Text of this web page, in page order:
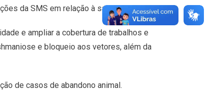
da SMS em relação à saúde animal.
e ampliar a cobertura de trabalhos e
e bloqueio aos vetores, além da
de casos de abandono animal.